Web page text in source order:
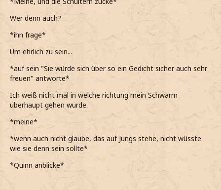
Wer denn auch?
*ihn frage*
Um ehrlich zu sein...
*auf sein "Sie würde sich über so ein Gedicht sicher auch sehr
freuen" antworte*
Ich weiß nicht mal in welche richtung mein Schwarm
überhaupt gehen würde.
*meine*
*wenn auch nicht glaube, das auf Jungs stehe, nicht wüsste
wie sie denn sein sollte*
*Quinn anblicke*